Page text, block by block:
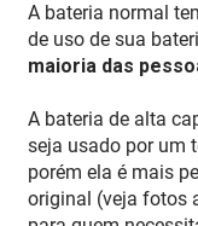
A bateria normal
de uso de sua
maioria das
A bateria de alta
seja usado por um
porém ela é mais
original (veja fotos